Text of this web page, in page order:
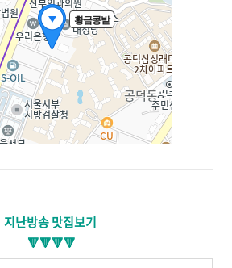
지난방송 맛집보기
🔻🔻🔻🔻